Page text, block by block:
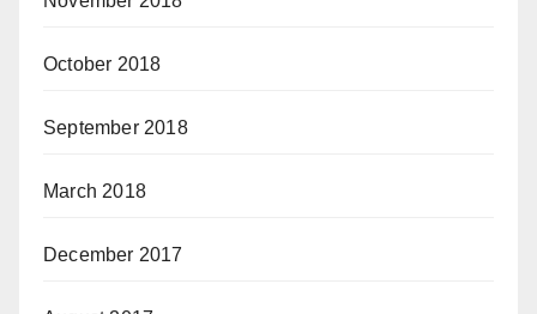
October 2018
September 2018
March 2018
December 2017